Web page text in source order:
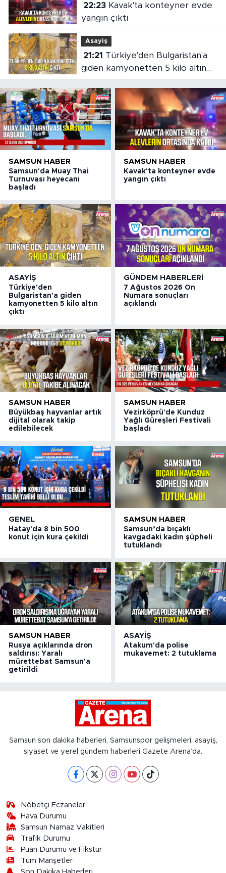
22:23Kavak'ta konteyner evde
yangın çıktı
Asayiş
21:21
giden kamyonetten 5 kilo altın
çıktı
SAMSUN HABER
Samsun'da Muay Thai
Turnuvası heyecanı
başladı
SAMSUN HABER
Kavak'ta konteyner evde
yangın çıktı
ASAYIŞ
Türkiye'den
Bulgaristan'a giden
kamyonetten 5 kilo altın
çıktı
GÜNDEM HABERLERI
7 Ağustos 2026 On
Numara sonuçları
açıklandı
SAMSUN HABER
Büyükbaş hayvanlar artık
dijital olarak takip
edilebilecek
SAMSUN HABER
Vezirköprü'de Kunduz
Yağlı Güreşleri Festivali
başladı
GENEL
Hatay'da 8 bin 500
konut için kura çekildi
SAMSUN HABER
Samsun’da bıçaklı
kavgadaki kadın şüpheli
tutuklandı
SAMSUN HABER
Rusya açıklarında dron
saldırısı: Yaralı
mürettebat Samsun'a
getirildi
ASAYIŞ
Atakum'da polise
mukavemet: 2 tutuklama
Samsun son dakika haberleri, Samsunspor gelişmeleri, asayiş,
siyaset ve yerel gündem haberleri Gazete Arena’da.
Nöbetçi Eczaneler
Hava Durumu
Samsun Namaz Vakitleri
Trafik Durumu
Puan Durumu ve Fikstür
Tüm Manşetler